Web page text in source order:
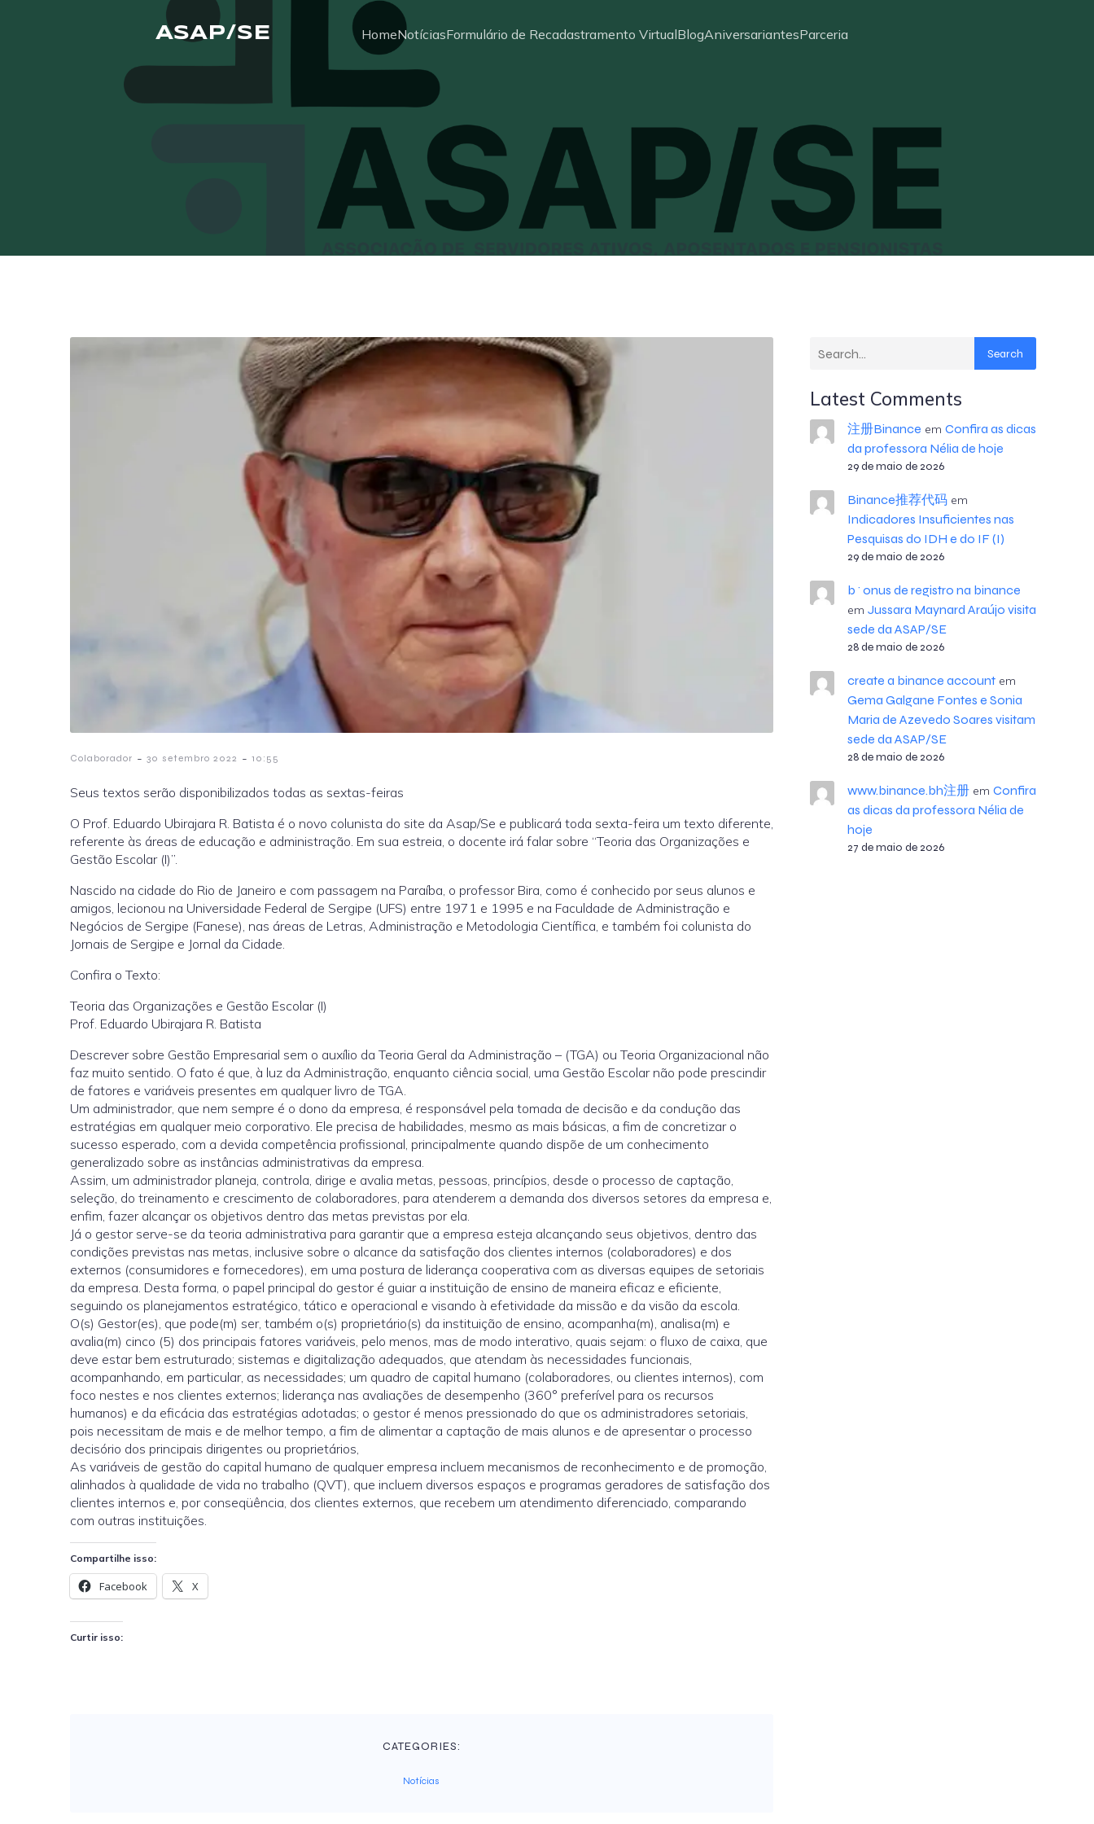
ASAP/SE HomeNotíciasFormulário de Recadastramento VirtualBlogAniversariantesParceria
Colaborador - 30 setembro 2022 - 10:55
Seus textos serão disponibilizados todas as sextas-feiras
O Prof. Eduardo Ubirajara R. Batista é o novo colunista do site da Asap/Se e publicará toda sexta-feira um texto diferente,
referente às áreas de educação e administração. Em sua estreia, o docente irá falar sobre “Teoria das Organizações e
Gestão Escolar (I)”.
Nascido na cidade do Rio de Janeiro e com passagem na Paraíba, o professor Bira, como é conhecido por seus alunos e
amigos, lecionou na Universidade Federal de Sergipe (UFS) entre 1971 e 1995 e na Faculdade de Administração e
Negócios de Sergipe (Fanese), nas áreas de Letras, Administração e Metodologia Científica, e também foi colunista do
Jornais de Sergipe e Jornal da Cidade.
Confira o Texto:
Teoria das Organizações e Gestão Escolar (I)
Prof. Eduardo Ubirajara R. Batista
Descrever sobre Gestão Empresarial sem o auxílio da Teoria Geral da Administração – (TGA) ou Teoria Organizacional não
faz muito sentido. O fato é que, à luz da Administração, enquanto ciência social, uma Gestão Escolar não pode prescindir
de fatores e variáveis presentes em qualquer livro de TGA.
Um administrador, que nem sempre é o dono da empresa, é responsável pela tomada de decisão e da condução das
estratégias em qualquer meio corporativo. Ele precisa de habilidades, mesmo as mais básicas, a fim de concretizar o
sucesso esperado, com a devida competência profissional, principalmente quando dispõe de um conhecimento
generalizado sobre as instâncias administrativas da empresa.
Assim, um administrador planeja, controla, dirige e avalia metas, pessoas, princípios, desde o processo de captação,
seleção, do treinamento e crescimento de colaboradores, para atenderem a demanda dos diversos setores da empresa e,
enfim, fazer alcançar os objetivos dentro das metas previstas por ela.
Já o gestor serve-se da teoria administrativa para garantir que a empresa esteja alcançando seus objetivos, dentro das
condições previstas nas metas, inclusive sobre o alcance da satisfação dos clientes internos (colaboradores) e dos
externos (consumidores e fornecedores), em uma postura de liderança cooperativa com as diversas equipes de setoriais
da empresa. Desta forma, o papel principal do gestor é guiar a instituição de ensino de maneira eficaz e eficiente,
seguindo os planejamentos estratégico, tático e operacional e visando à efetividade da missão e da visão da escola.
O(s) Gestor(es), que pode(m) ser, também o(s) proprietário(s) da instituição de ensino, acompanha(m), analisa(m) e
avalia(m) cinco (5) dos principais fatores variáveis, pelo menos, mas de modo interativo, quais sejam: o fluxo de caixa, que
deve estar bem estruturado; sistemas e digitalização adequados, que atendam às necessidades funcionais,
acompanhando, em particular, as necessidades; um quadro de capital humano (colaboradores, ou clientes internos), com
foco nestes e nos clientes externos; liderança nas avaliações de desempenho (360° preferível para os recursos
humanos) e da eficácia das estratégias adotadas; o gestor é menos pressionado do que os administradores setoriais,
pois necessitam de mais e de melhor tempo, a fim de alimentar a captação de mais alunos e de apresentar o processo
decisório dos principais dirigentes ou proprietários,
As variáveis de gestão do capital humano de qualquer empresa incluem mecanismos de reconhecimento e de promoção,
alinhados à qualidade de vida no trabalho (QVT), que incluem diversos espaços e programas geradores de satisfação dos
clientes internos e, por conseqüência, dos clientes externos, que recebem um atendimento diferenciado, comparando
com outras instituições.
Compartilhe isso:
Facebook X
Curtir isso:
CATEGORIES:
Notícias
Search
Latest Comments
注册Binance em Confira as dicas
da professora Nélia de hoje
29 de maio de 2026
Binance推荐代码em
Indicadores Insuficientes nas
Pesquisas do IDH e do IF (I)
29 de maio de 2026
b^onus de registro na binance
em Jussara Maynard Araújo visita
sede da ASAP/SE
28 de maio de 2026
create a binance accountem
Gema Galgane Fontes e Sonia
Maria de Azevedo Soares visitam
sede da ASAP/SE
28 de maio de 2026
www.binance.bh注册em Confira
as dicas da professora Nélia de
hoje
27 de maio de 2026